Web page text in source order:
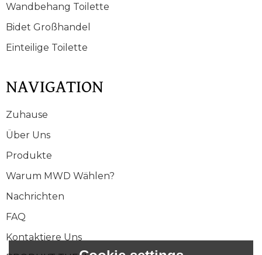
Wandbehang Toilette
Bidet Großhandel
Einteilige Toilette
NAVIGATION
Zuhause
Über Uns
Produkte
Warum MWD Wählen?
Nachrichten
FAQ
Kontaktiere Uns